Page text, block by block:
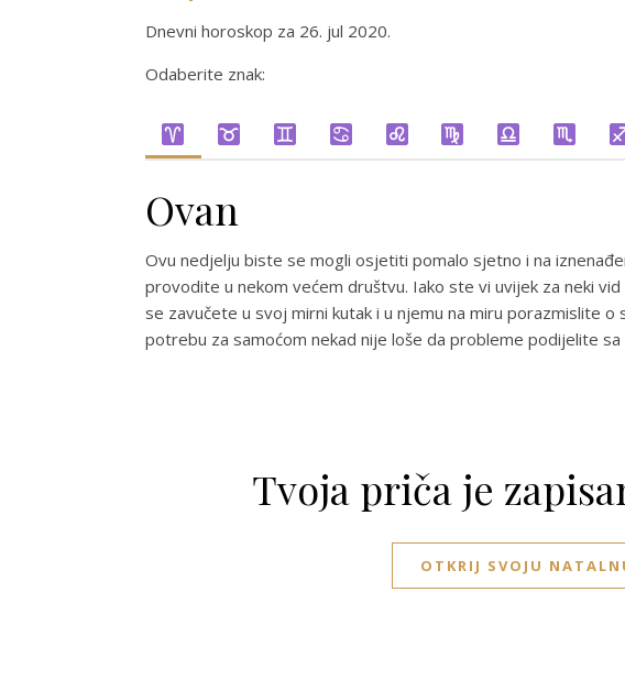
Dnevni horoskop za 26. jul 2020.
Odaberite znak:
Ovan
Ovu nedjelju biste se mogli osjetiti pomalo sjetno i na
provodite u nekom većem društvu. Iako ste vi uvijek za neki
se zavučete u svoj mirni kutak i u njemu na miru porazmislite
potrebu za samoćom nekad nije loše da probleme podijelite
Tvoja priča je
OTKRIJ SVOJU